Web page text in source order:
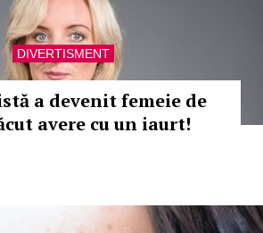
DIVERTISMENT
a devenit femeie de
avere cu un iaurt!